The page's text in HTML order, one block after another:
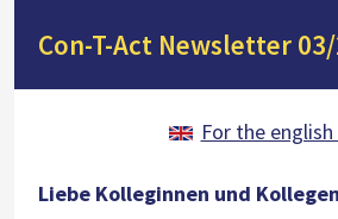
Con-T-Act Newsletter
For the
Liebe Kolleginnen und